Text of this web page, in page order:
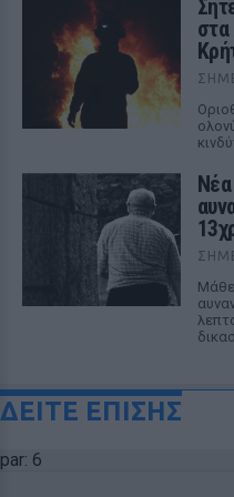
ΔΕΙΤΕ ΕΠΙΣΗΣ
par: 6